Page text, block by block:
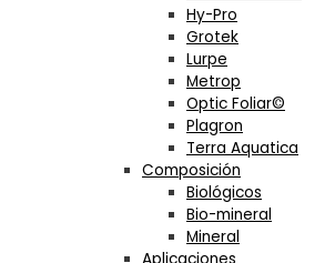
Hy-Pro
Grotek
Lurpe
Metrop
Optic Foliar©
Plagron
Terra Aquatica
Composición
Biológicos
Bio-mineral
Mineral